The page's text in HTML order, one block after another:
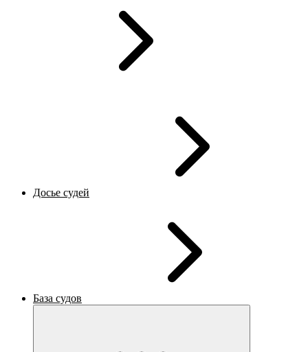
Досье судей
База судов